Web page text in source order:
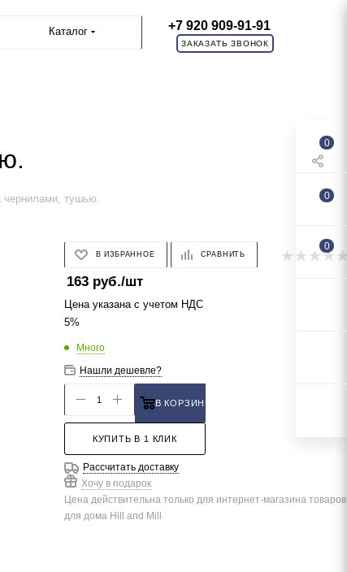
Каталог +7 920 909-91-91
ЗАКАЗАТЬ ЗВОНОК
чернилами, тушью.
В ИЗБРАННОЕ СРАВНИТЬ
163руб./шт
Цена указана с учетом НДС
5%
Много
Нашли дешевле?
В КОРЗИНУ
КУПИТЬ В 1 КЛИК
Рассчитать доставку
Хочу в подарок
Цена действительна только для интернет-магазина товаров
для дома Hill and Mill
0
0
0